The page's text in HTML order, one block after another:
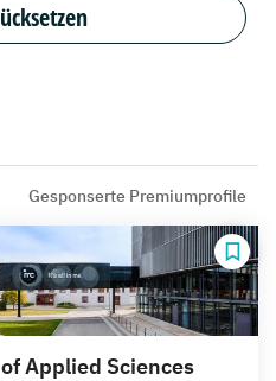
Gesponserte Premiumprofile
Applied Sciences